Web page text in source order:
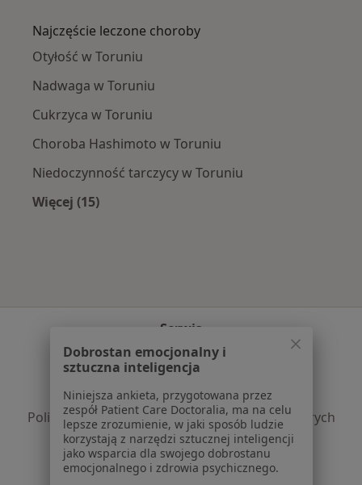
Najczęście leczone choroby
Otyłość w Toruniu
Nadwaga w Toruniu
Cukrzyca w Toruniu
Choroba Hashimoto w Toruniu
Niedoczynność tarczycy w Toruniu
Więcej (15)
Serwis
Regulamin
Polityka prywatności pacjentów
Polityka prywatności profesjonalistów
Polityka prywatności dla profesjonalistów, których
dane pozyskaliśmy samodzielnie
Polityka cookies
Jak działają wyniki wyszukiwania
Dobrostan emocjonalny i
sztuczna inteligencja
Niniejsza ankieta, przygotowana przez
zespół Patient Care Doctoralia, ma na celu
lepsze zrozumienie, w jaki sposób ludzie
korzystają z narzędzi sztucznej inteligencji
jako wsparcia dla swojego dobrostanu
emocjonalnego i zdrowia psychicznego.